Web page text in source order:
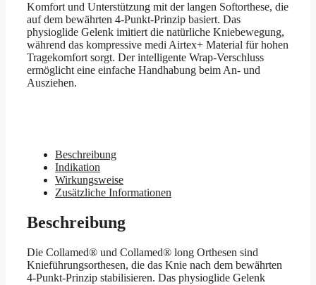
Komfort und Unterstützung mit der langen Softorthese, die
auf dem bewährten 4-Punkt-Prinzip basiert. Das
physioglide Gelenk imitiert die natürliche Kniebewegung,
während das kompressive medi Airtex+ Material für hohen
Tragekomfort sorgt. Der intelligente Wrap-Verschluss
ermöglicht eine einfache Handhabung beim An- und
Ausziehen.
Beschreibung
Indikation
Wirkungsweise
Zusätzliche Informationen
Beschreibung
Die Collamed® und Collamed® long Orthesen sind
Knieführungsorthesen, die das Knie nach dem bewährten
4-Punkt-Prinzip stabilisieren. Das physioglide Gelenk